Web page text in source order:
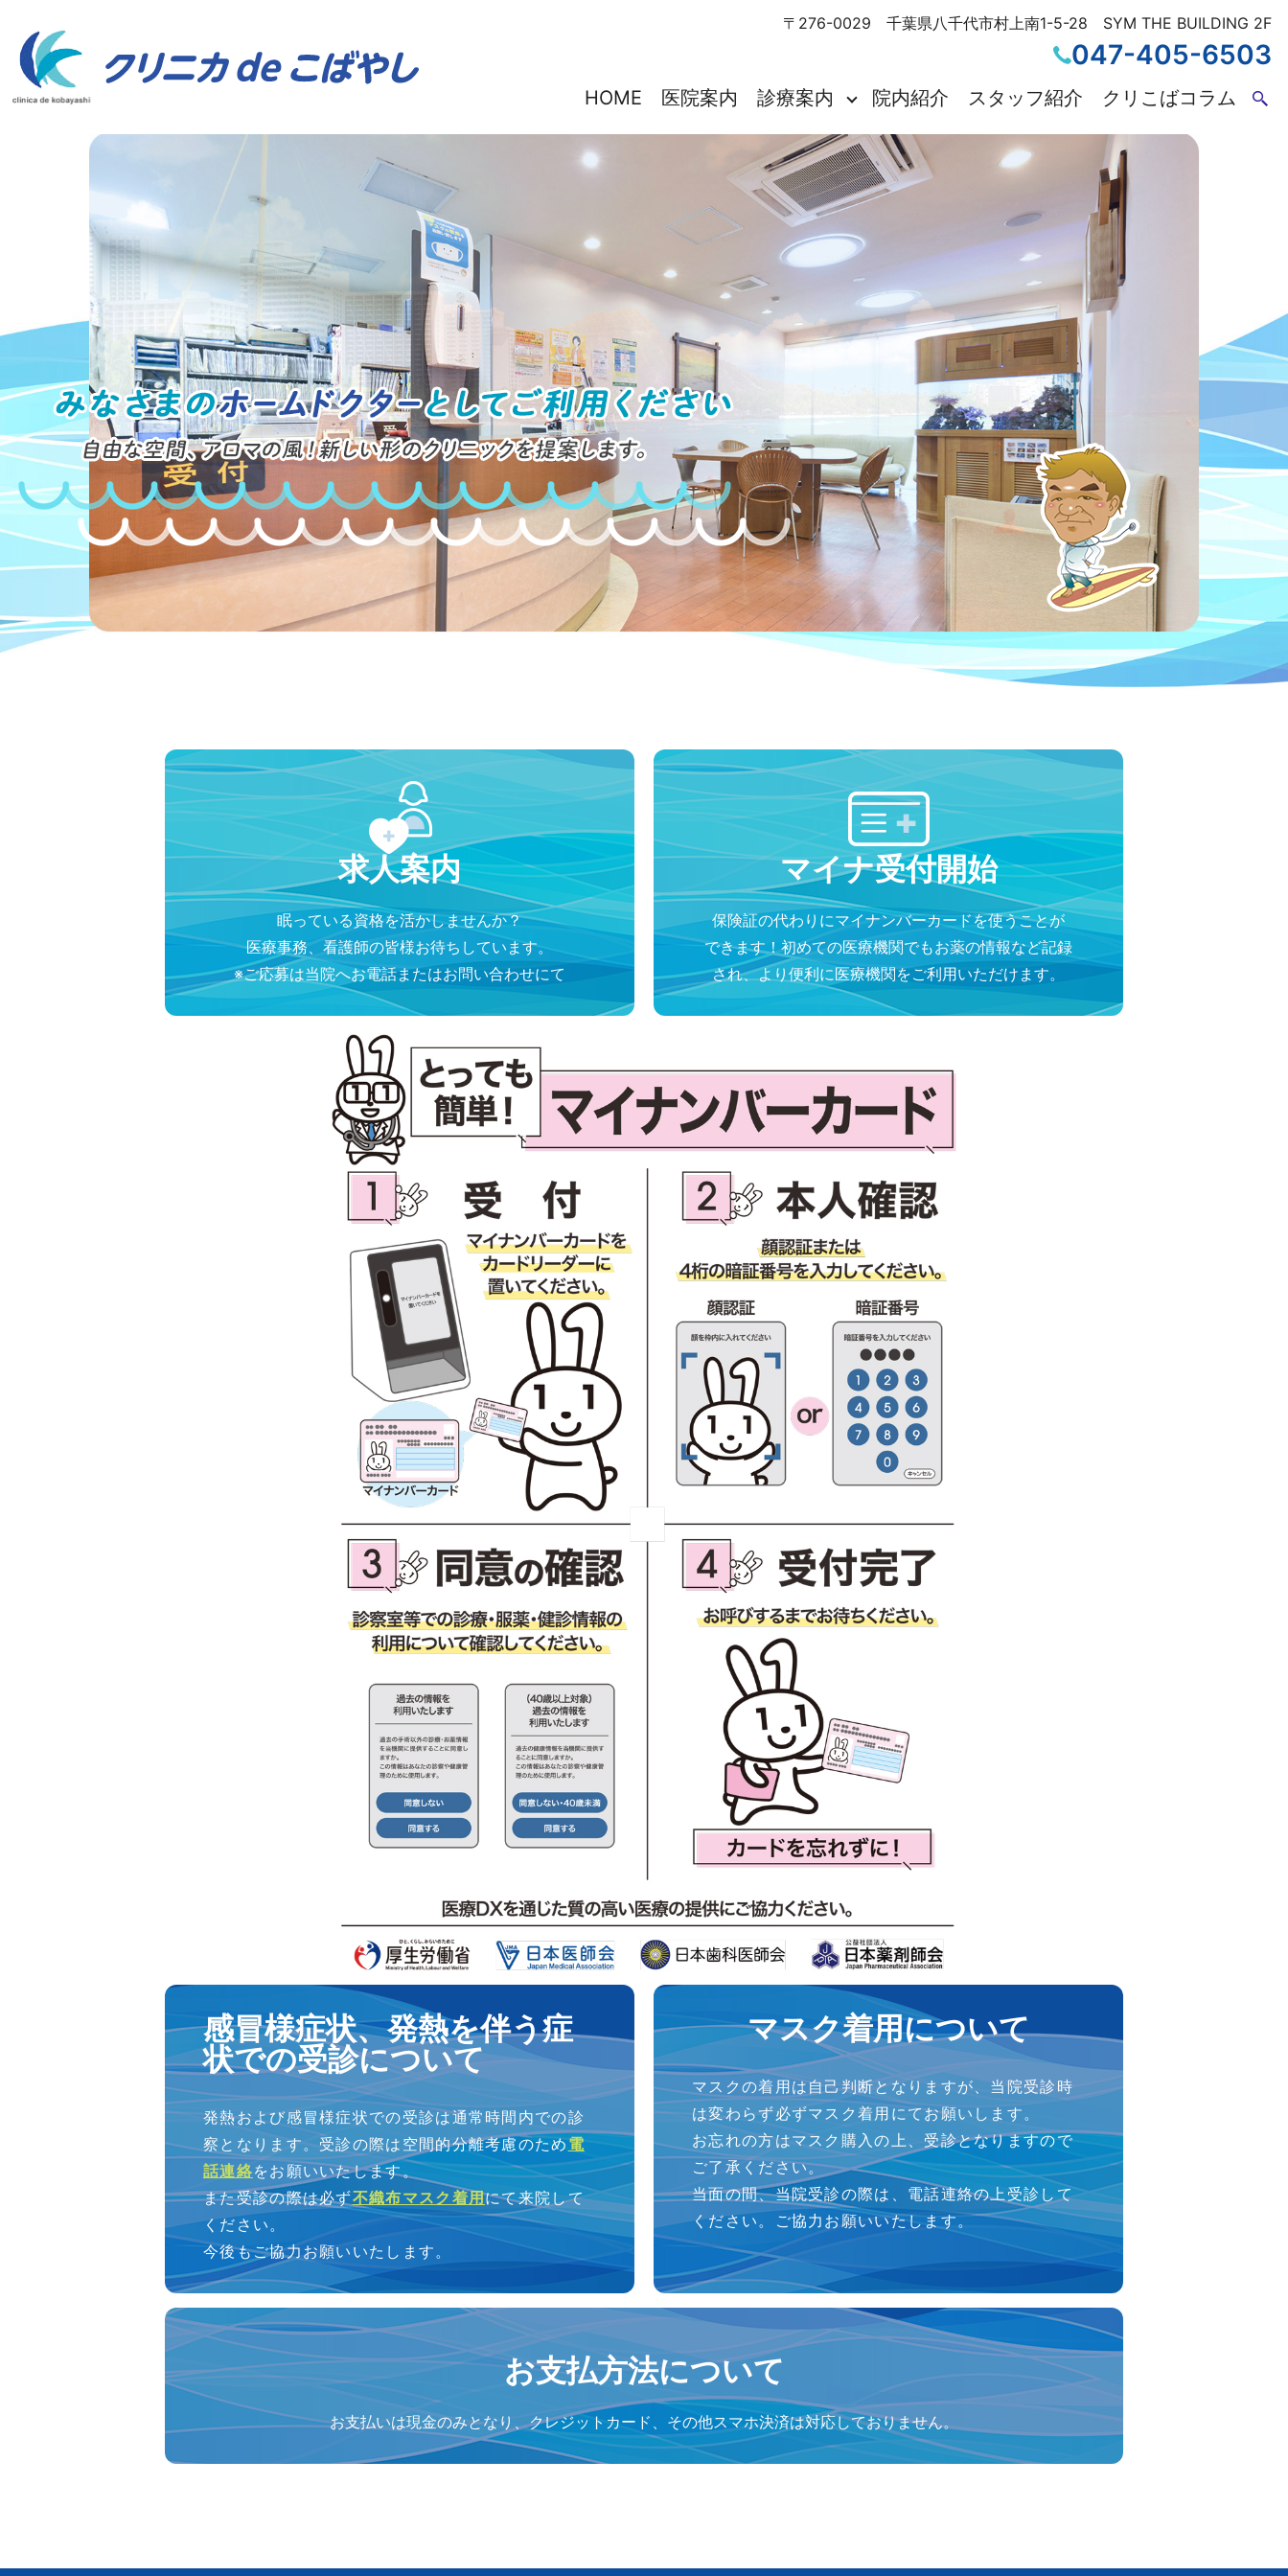
HOME 医院案内 診療案内 院内紹介 スタッフ紹介 クリこばコラム
〒276-0029 千葉県八千代市村上南1-5-28 SYM THE BUILDING 2F
047-405-6503
求人案内
眠っている資格を活かしませんか？
医療事務、看護師の皆様お待ちしています。
※ご応募は当院へお電話またはお問い合わせにて
マイナ受付開始
保険証の代わりにマイナンバーカードを使うことが
できます！初めての医療機関でもお薬の情報など記録
され、より便利に医療機関をご利用いただけます。
感冒様症状、発熱を伴う症
状での受診について
発熱および感冒様症状での受診は通常時間内での診
察となります。受診の際は空間的分離考慮のため電
話連絡をお願いいたします。
また受診の際は必ず不織布マスク着用にて来院して
ください。
今後もご協力お願いいたします。
マスク着用について
マスクの着用は自己判断となりますが、当院受診時
は変わらず必ずマスク着用にてお願いします。
お忘れの方はマスク購入の上、受診となりますので
ご了承ください。
当面の間、当院受診の際は、電話連絡の上受診して
ください。ご協力お願いいたします。
お支払方法について
お支払いは現金のみとなり、クレジットカード、その他スマホ決済は対応しておりません。